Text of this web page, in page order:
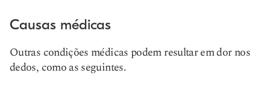
Causas médicas
Outras condições médicas podem resultar em dor nos
dedos, como as seguintes.